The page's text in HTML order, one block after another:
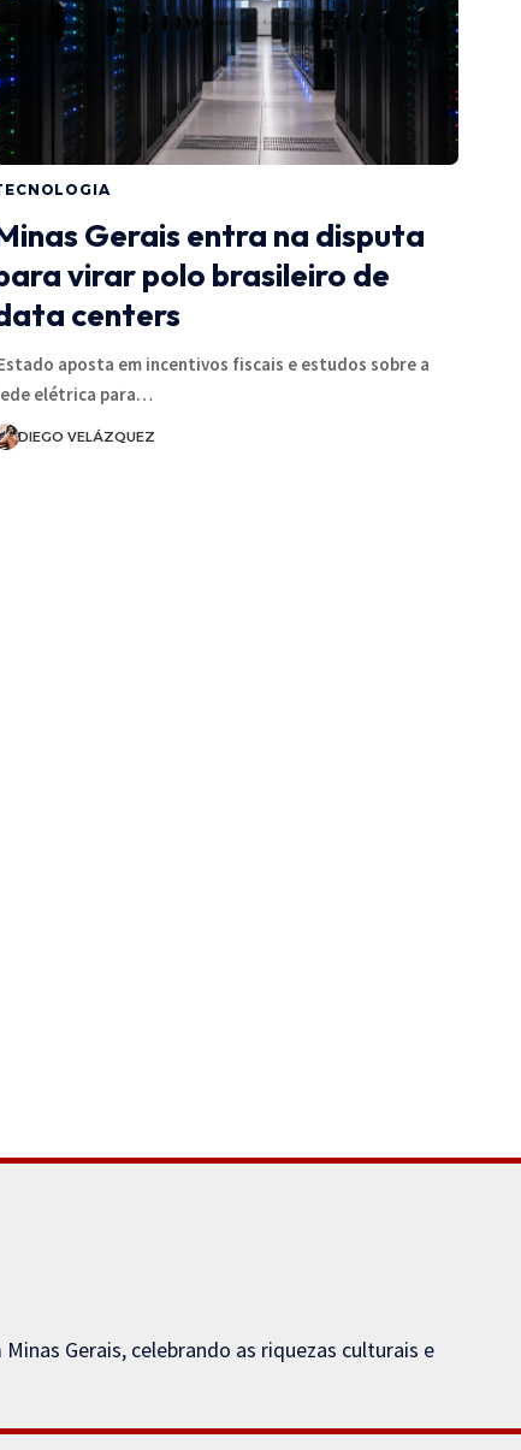
Gerais entra na disputa
virar polo brasileiro de
centers
aposta em incentivos fiscais e estudos sobre a
elétrica para…
DIEGO VELÁZQUEZ
Gerais, celebrando as riquezas culturais e